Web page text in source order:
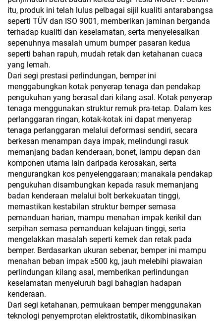
itu, produk ini telah lulus pelbagai sijil kualiti antarabangsa
seperti TÜV dan ISO 9001, memberikan jaminan berganda
terhadap kualiti dan keselamatan, serta menyelesaikan
sepenuhnya masalah umum bumper pasaran kedua
seperti bahan rapuh, mudah retak dan ketahanan cuaca
yang lemah.
Dari segi prestasi perlindungan, bemper ini
menggabungkan kotak penyerap tenaga dan pendakap
pengukuhan yang berasal dari kilang asal. Kotak penyerap
tenaga menggunakan struktur remuk pra-tetap. Dalam kes
perlanggaran ringan, kotak-kotak ini dapat menyerap
tenaga perlanggaran melalui deformasi sendiri, secara
berkesan menampan daya impak, melindungi rasuk
memanjang badan kenderaan, bonet, lampu depan dan
komponen utama lain daripada kerosakan, serta
mengurangkan kos penyelenggaraan; manakala pendakap
pengukuhan disambungkan kepada rasuk memanjang
badan kenderaan melalui bolt berkekuatan tinggi,
memastikan kestabilan struktur bemper semasa
pemanduan harian, mampu menahan impak kerikil dan
serpihan semasa pemanduan kelajuan tinggi, serta
mengelakkan masalah seperti kemek dan retak pada
bemper. Berdasarkan ukuran sebenar, bemper ini mampu
menahan beban impak ≥500 kg, jauh melebihi piawaian
perlindungan kilang asal, memberikan perlindungan
keselamatan menyeluruh bagi bahagian hadapan
kenderaan.
Dari segi ketahanan, permukaan bemper menggunakan
teknologi penyemprotan elektrostatik, dikombinasikan